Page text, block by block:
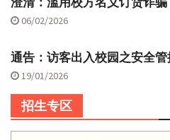
06/02/2026
通告：访客出入校园之安全管
19/01/2026
招生专区